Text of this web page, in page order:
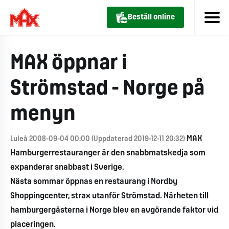
Beställ online
MAX öppnar i
Strömstad - Norge på
menyn
Luleå 2008-09-04 00:00 (Uppdaterad 2019-12-11 20:32) MAX
Hamburgerrestauranger är den snabbmatskedja som
expanderar snabbast i Sverige.
Nästa sommar öppnas en restaurang i Nordby
Shoppingcenter, strax utanför Strömstad. Närheten till
hamburgergästerna i Norge blev en avgörande faktor vid
placeringen.